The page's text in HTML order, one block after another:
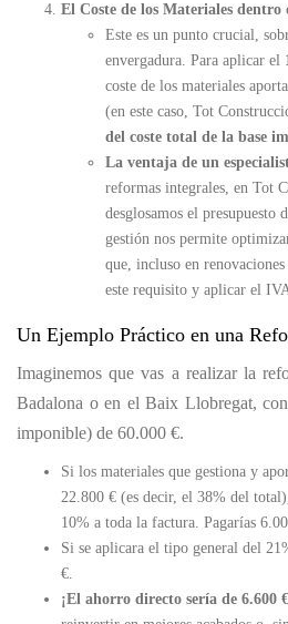
El Coste de los Materiales dentro
Este es un punto crucial,
envergadura. Para aplicar el
coste de los materiales
(en este caso, Tot
del coste total de la base
La ventaja de un
reformas integrales, en Tot
desglosamos el presupuesto
gestión nos permite
que, incluso en
este requisito y aplicar el
Un Ejemplo Práctico en una
Imaginemos que vas a realizar la
Badalona o en el Baix Llobregat,
imponible) de 60.000 €.
Si los materiales que gestiona y
22.800 € (es decir, el 38% del
10% a toda la factura. Pagarías
Si se aplicara el tipo general del
€.
¡El ahorro directo sería de 6.600